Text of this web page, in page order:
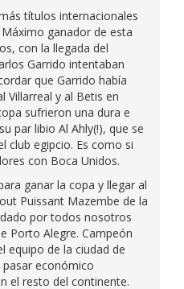
títulos internacionales
ganador de esta
con la llegada del
Garrido intentaban
que Garrido había
Villarreal y al Betis en
sufrieron una dura e
par libio Al Ahly(!), que se
club egipcio. Es como si
con Boca Unidos.
ganar la copa y llegar al
Puissant Mazembe de la
por todos nosotros
Porto Alegre. Campeón
equipo de la ciudad de
económico
el resto del continente.